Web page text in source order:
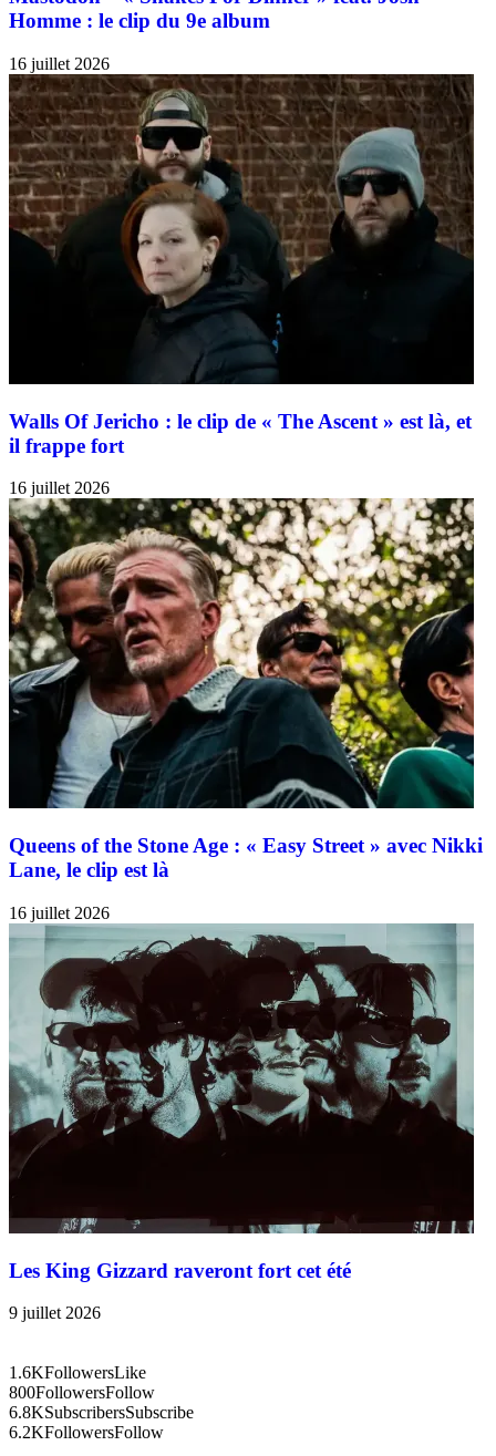
Homme : le clip du 9e album
16 juillet 2026
Walls Of Jericho : le clip de « The Ascent » est là, et
il frappe fort
16 juillet 2026
Queens of the Stone Age : « Easy Street » avec Nikki
Lane, le clip est là
16 juillet 2026
Les King Gizzard raveront fort cet été
9 juillet 2026
1.6KFollowersLike
800FollowersFollow
6.8KSubscribersSubscribe
6.2KFollowersFollow